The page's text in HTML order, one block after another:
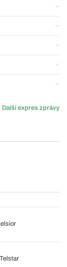
Další expres zprávy